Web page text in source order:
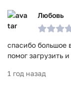
Любовь
спасибо большое
помог загрузить
1 год назад